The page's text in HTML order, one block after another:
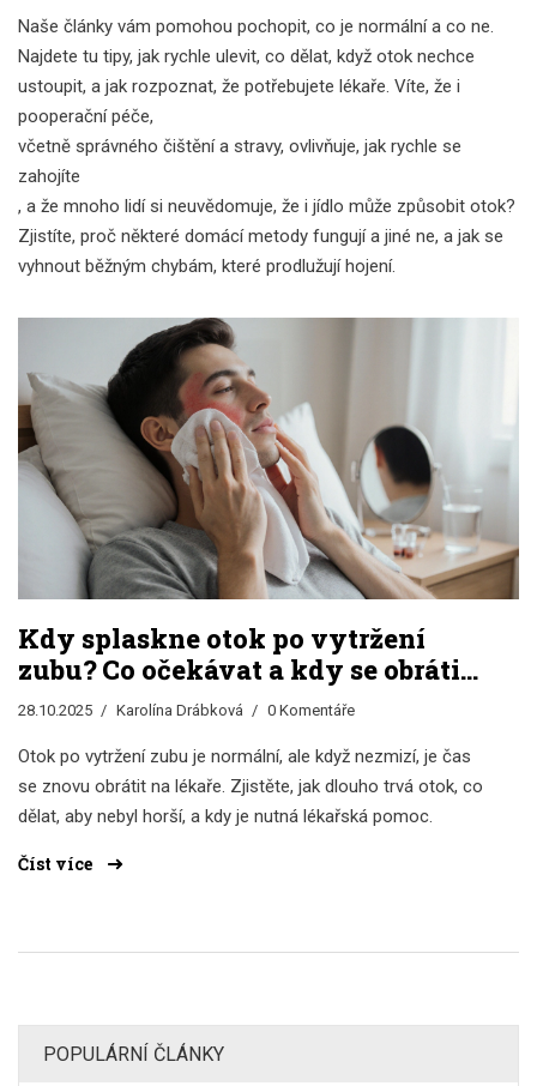
Naše články vám pomohou pochopit, co je normální a co ne.
Najdete tu tipy, jak rychle ulevit, co dělat, když otok nechce
ustoupit, a jak rozpoznat, že potřebujete lékaře. Víte, že i
pooperační péče,
včetně správného čištění a stravy, ovlivňuje, jak rychle se
zahojíte
, a že mnoho lidí si neuvědomuje, že i jídlo může způsobit otok?
Zjistíte, proč některé domácí metody fungují a jiné ne, a jak se
vyhnout běžným chybám, které prodlužují hojení.
Kdy splaskne otok po vytržení
zubu? Co očekávat a kdy se obrátit
na lékaře
28.10.2025 Karolína Drábková 0 Komentáře
Otok po vytržení zubu je normální, ale když nezmizí, je čas
se znovu obrátit na lékaře. Zjistěte, jak dlouho trvá otok, co
dělat, aby nebyl horší, a kdy je nutná lékařská pomoc.
Číst více
POPULÁRNÍ ČLÁNKY